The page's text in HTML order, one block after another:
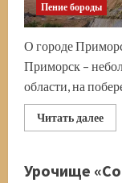
Пение бороды
О городе
Приморск –
области, на
Читать далее
Урочище